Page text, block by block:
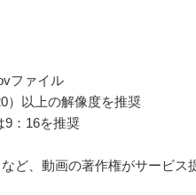
ファイル
）以上の解像度を推奨
：16を推奨
ど、動画の著作権がサービス